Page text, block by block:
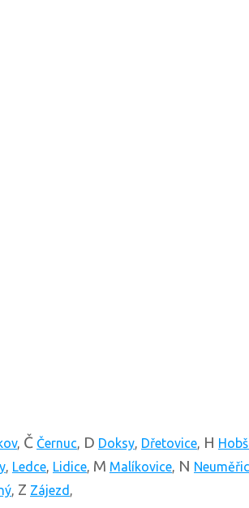
, Č Černuc, D Doksy, Dřetovice, H
, Ledce, Lidice, M Malíkovice, N
, Z Zájezd ,